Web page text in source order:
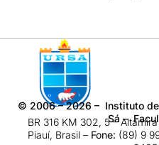
© 2006 – 2026 – Instituto de
Sá –
BR 316 KM 302, 5 –
Piauí, Brasil – Fone: (89) 9